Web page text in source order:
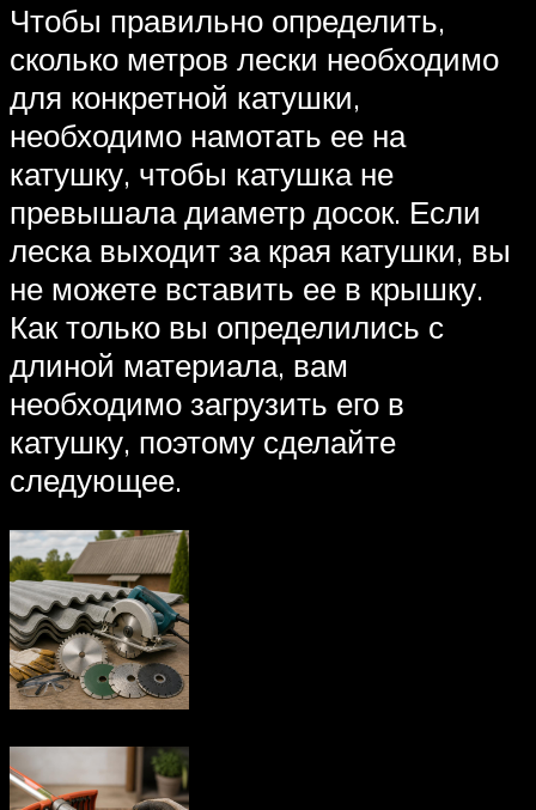
Чтобы правильно определить,
сколько метров лески необходимо
для конкретной катушки,
необходимо намотать ее на
катушку, чтобы катушка не
превышала диаметр досок. Если
леска выходит за края катушки, вы
не можете вставить ее в крышку.
Как только вы определились с
длиной материала, вам
необходимо загрузить его в
катушку, поэтому сделайте
следующее.